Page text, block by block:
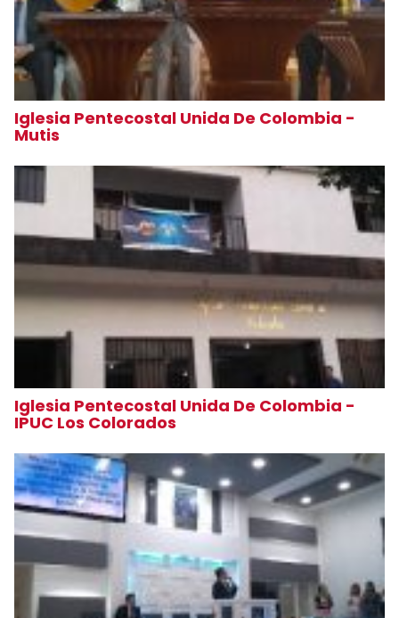
Iglesia Pentecostal Unida De Colombia -
Mutis
Iglesia Pentecostal Unida De Colombia -
IPUC Los Colorados